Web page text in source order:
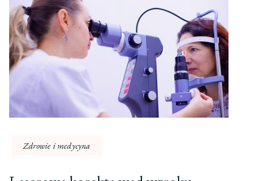
Zdrowie i medycyna